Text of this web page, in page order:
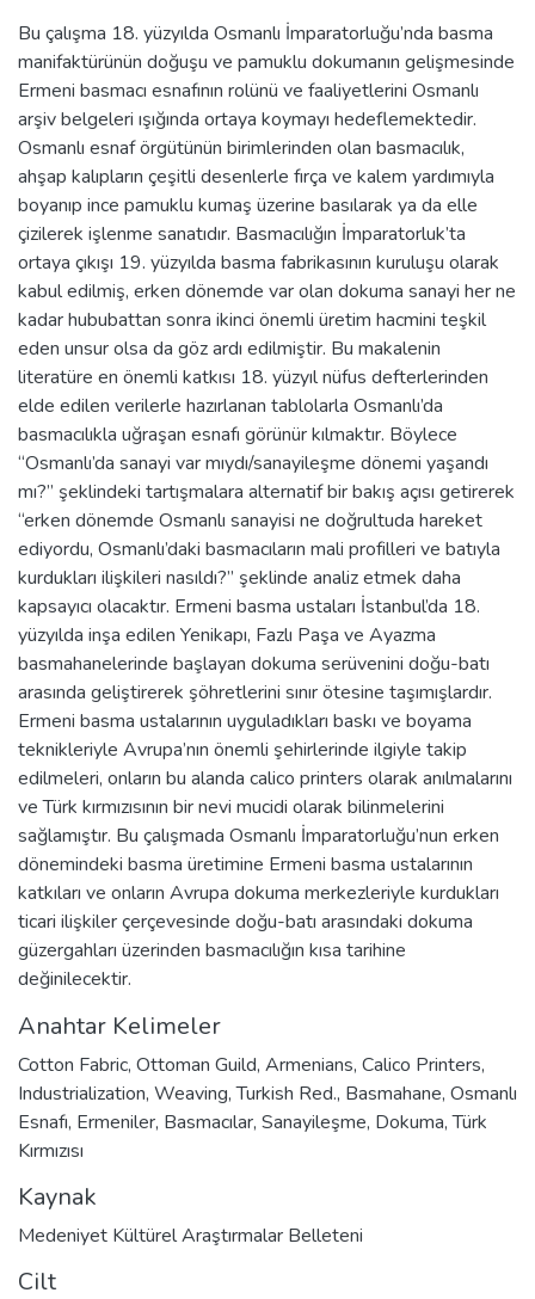
Bu çalışma 18. yüzyılda Osmanlı İmparatorluğu’nda basma
manifaktürünün doğuşu ve pamuklu dokumanın gelişmesinde
Ermeni basmacı esnafının rolünü ve faaliyetlerini Osmanlı
arşiv belgeleri ışığında ortaya koymayı hedeflemektedir.
Osmanlı esnaf örgütünün birimlerinden olan basmacılık,
ahşap kalıpların çeşitli desenlerle fırça ve kalem yardımıyla
boyanıp ince pamuklu kumaş üzerine basılarak ya da elle
çizilerek işlenme sanatıdır. Basmacılığın İmparatorluk’ta
ortaya çıkışı 19. yüzyılda basma fabrikasının kuruluşu olarak
kabul edilmiş, erken dönemde var olan dokuma sanayi her ne
kadar hububattan sonra ikinci önemli üretim hacmini teşkil
eden unsur olsa da göz ardı edilmiştir. Bu makalenin
literatüre en önemli katkısı 18. yüzyıl nüfus defterlerinden
elde edilen verilerle hazırlanan tablolarla Osmanlı’da
basmacılıkla uğraşan esnafı görünür kılmaktır. Böylece
“Osmanlı’da sanayi var mıydı/sanayileşme dönemi yaşandı
mı?” şeklindeki tartışmalara alternatif bir bakış açısı getirerek
“erken dönemde Osmanlı sanayisi ne doğrultuda hareket
ediyordu, Osmanlı’daki basmacıların mali profilleri ve batıyla
kurdukları ilişkileri nasıldı?” şeklinde analiz etmek daha
kapsayıcı olacaktır. Ermeni basma ustaları İstanbul’da 18.
yüzyılda inşa edilen Yenikapı, Fazlı Paşa ve Ayazma
basmahanelerinde başlayan dokuma serüvenini doğu-batı
arasında geliştirerek şöhretlerini sınır ötesine taşımışlardır.
Ermeni basma ustalarının uyguladıkları baskı ve boyama
teknikleriyle Avrupa’nın önemli şehirlerinde ilgiyle takip
edilmeleri, onların bu alanda calico printers olarak anılmalarını
ve Türk kırmızısının bir nevi mucidi olarak bilinmelerini
sağlamıştır. Bu çalışmada Osmanlı İmparatorluğu’nun erken
dönemindeki basma üretimine Ermeni basma ustalarının
katkıları ve onların Avrupa dokuma merkezleriyle kurdukları
ticari ilişkiler çerçevesinde doğu-batı arasındaki dokuma
güzergahları üzerinden basmacılığın kısa tarihine
değinilecektir.
Anahtar Kelimeler
Cotton Fabric, Ottoman Guild, Armenians, Calico Printers,
Industrialization, Weaving,Turkish Red., Basmahane, Osmanlı
Esnafı, Ermeniler, Basmacılar, Sanayileşme, Dokuma,Türk
Kırmızısı
Kaynak
Medeniyet Kültürel Araştırmalar Belleteni
Cilt